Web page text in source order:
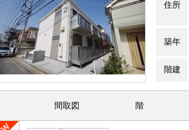
住所
築年
階建
間取図 階